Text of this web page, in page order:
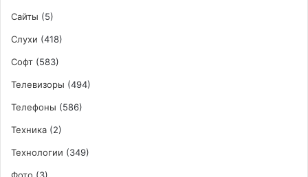
Сайты (5)
Слухи (418)
Софт (583)
Телевизоры (494)
Телефоны (586)
Техника (2)
Технологии (349)